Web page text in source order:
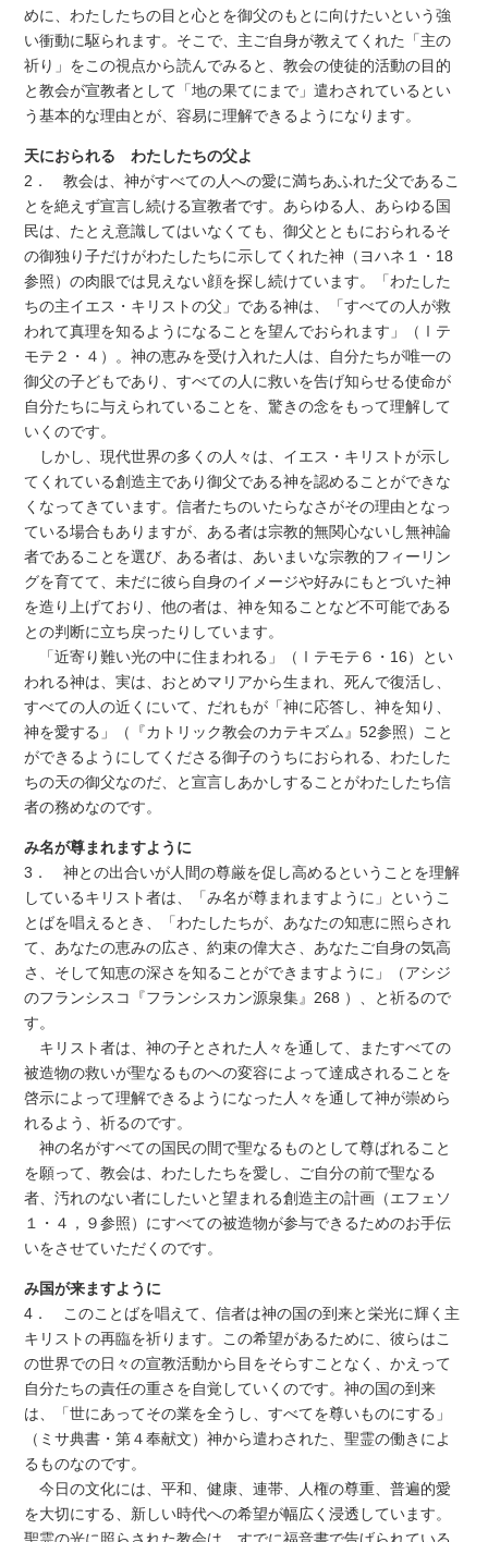
めに、わたしたちの目と心とを御父のもとに向けたいという強
い衝動に駆られます。そこで、主ご自身が教えてくれた「主の
祈り」をこの視点から読んでみると、教会の使徒的活動の目的
と教会が宣教者として「地の果てにまで」遣わされているとい
う基本的な理由とが、容易に理解できるようになります。
天におられる わたしたちの父よ
2． 教会は、神がすべての人への愛に満ちあふれた父であるこ
とを絶えず宣言し続ける宣教者です。あらゆる人、あらゆる国
民は、たとえ意識してはいなくても、御父とともにおられるそ
の御独り子だけがわたしたちに示してくれた神（ヨハネ１・18
参照）の肉眼では見えない顔を探し続けています。「わたした
ちの主イエス・キリストの父」である神は、「すべての人が救
われて真理を知るようになることを望んでおられます」（Ⅰテ
モテ２・４）。神の恵みを受け入れた人は、自分たちが唯一の
御父の子どもであり、すべての人に救いを告げ知らせる使命が
自分たちに与えられていることを、驚きの念をもって理解して
いくのです。
しかし、現代世界の多くの人々は、イエス・キリストが示し
てくれている創造主であり御父である神を認めることができな
くなってきています。信者たちのいたらなさがその理由となっ
ている場合もありますが、ある者は宗教的無関心ないし無神論
者であることを選び、ある者は、あいまいな宗教的フィーリン
グを育てて、未だに彼ら自身のイメージや好みにもとづいた神
を造り上げており、他の者は、神を知ることなど不可能である
との判断に立ち戻ったりしています。
「近寄り難い光の中に住まわれる」（Ⅰテモテ６・16）とい
われる神は、実は、おとめマリアから生まれ、死んで復活し、
すべての人の近くにいて、だれもが「神に応答し、神を知り、
神を愛する」（『カトリック教会のカテキズム』52参照）こと
ができるようにしてくださる御子のうちにおられる、わたした
ちの天の御父なのだ、と宣言しあかしすることがわたしたち信
者の務めなのです。
み名が尊まれますように
3． 神との出合いが人間の尊厳を促し高めるということを理解
しているキリスト者は、「み名が尊まれますように」というこ
とばを唱えるとき、「わたしたちが、あなたの知恵に照らされ
て、あなたの恵みの広さ、約束の偉大さ、あなたご自身の気高
さ、そして知恵の深さを知ることができますように」（アシジ
のフランシスコ『フランシスカン源泉集』268 ）、と祈るので
す。
キリスト者は、神の子とされた人々を通して、またすべての
被造物の救いが聖なるものへの変容によって達成されることを
啓示によって理解できるようになった人々を通して神が崇めら
れるよう、祈るのです。
神の名がすべての国民の間で聖なるものとして尊ばれること
を願って、教会は、わたしたちを愛し、ご自分の前で聖なる
者、汚れのない者にしたいと望まれる創造主の計画（エフェソ
１・４，９参照）にすべての被造物が参与できるためのお手伝
いをさせていただくのです。
み国が来ますように
4． このことばを唱えて、信者は神の国の到来と栄光に輝く主
キリストの再臨を祈ります。この希望があるために、彼らはこ
の世界での日々の宣教活動から目をそらすことなく、かえって
自分たちの責任の重さを自覚していくのです。神の国の到来
は、「世にあってその業を全うし、すべてを尊いものにする」
（ミサ典書・第４奉献文）神から遣わされた、聖霊の働きによ
るものなのです。
今日の文化には、平和、健康、連帯、人権の尊重、普遍的愛
を大切にする、新しい時代への希望が幅広く浸透しています。